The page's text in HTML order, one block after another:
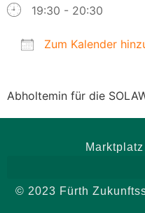
19:30 - 20:30
Zum Kalender
Abholtemin für die
© 2023 Fürth